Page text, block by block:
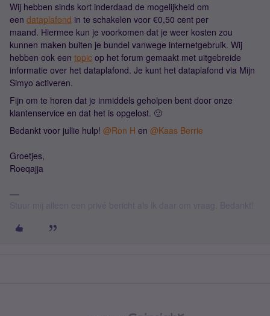
Wij hebben sinds kort inderdaad de mogelijkheid om
een dataplafond in te schakelen voor €0,50 cent per
maand. Hiermee kun je voorkomen dat je weer kosten zou
kunnen maken buiten je bundel vanwege internetgebruik. Wij
hebben ook een topic op het forum gemaakt met uitgebreide
informatie over het dataplafond. Je kunt het dataplafond via Mijn
Simyo activeren.
Fijn om te horen dat je inmiddels geholpen bent door onze
klantenservice en dat het is opgelost. 🙂
Bedankt voor jullie hulp! ​ @Ron H en ​ @Kaas Berrie
Groetjes,
Roeqajja